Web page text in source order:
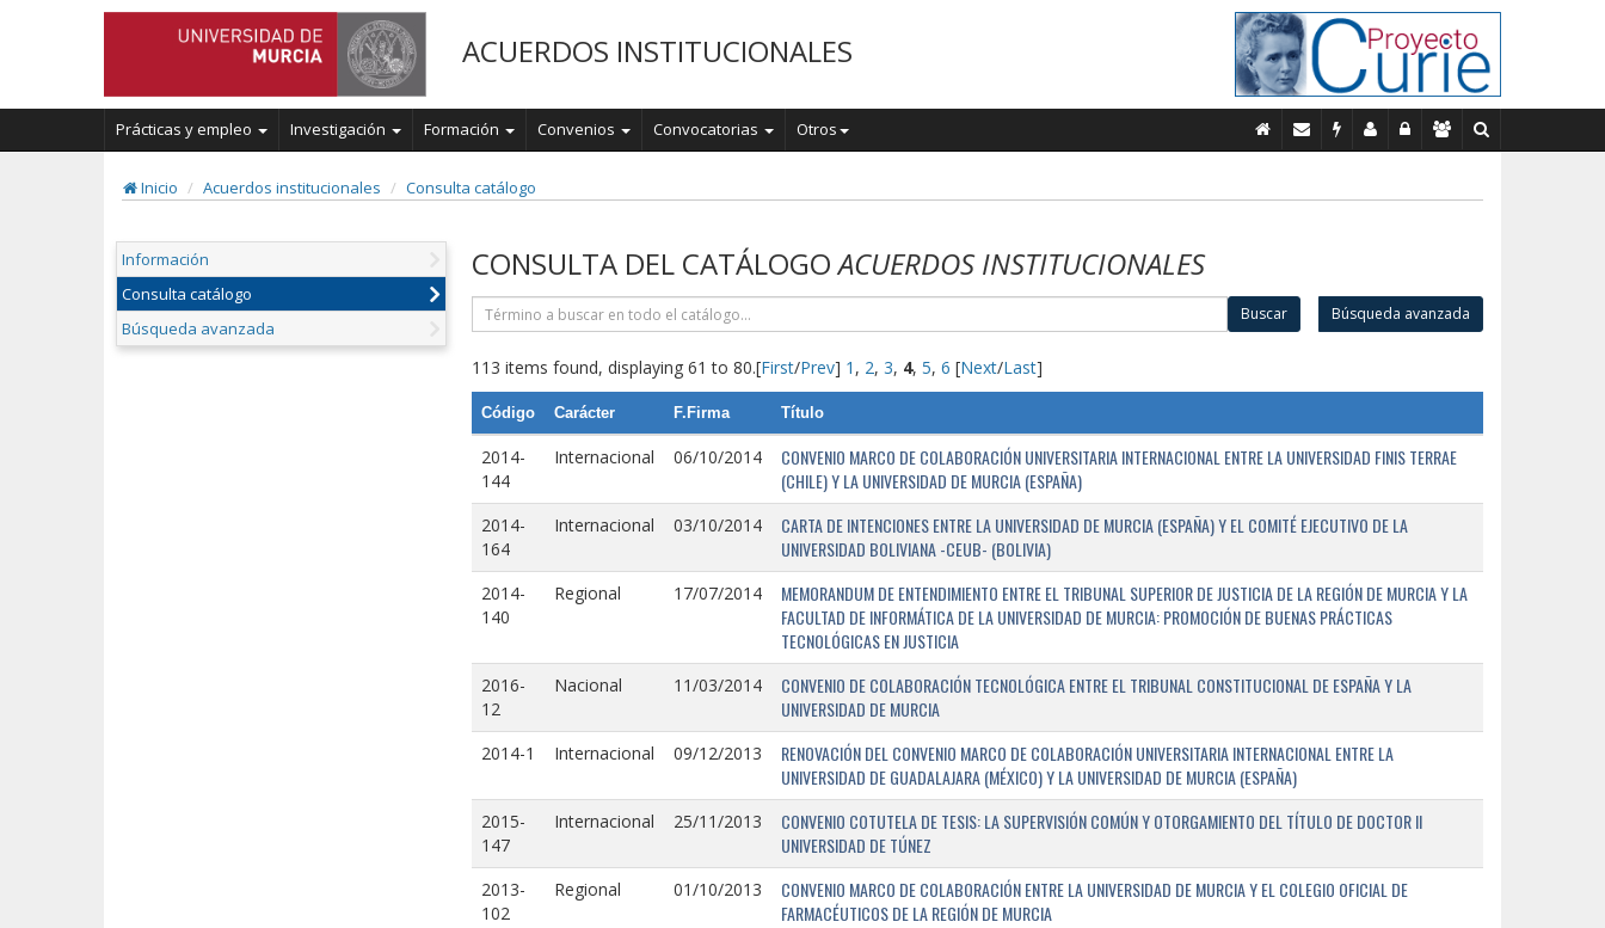
ACUERDOS INSTITUCIONALES
Prácticas y empleo Investigación Formación Convenios Convocatorias Otros
Inicio Acuerdos institucionales Consulta catálogo
Información
Consulta catálogo
Búsqueda avanzada
CONSULTA DEL CATÁLOGOACUERDOS INSTITUCIONALES
Buscar Búsqueda avanzada
113 items found, displaying 61 to 80.[First/Prev] 1 , 2, 3, 4, 5, 6 [Next/Last]
Código Carácter F.Firma Título
2014-
144
Internacional 06/10/2014
CONVENIO MARCO DE COLABORACIÓN UNIVERSITARIA INTERNACIONAL ENTRE LA UNIVERSIDAD FINIS TERRAE
(CHILE) Y LA UNIVERSIDAD DE MURCIA (ESPAÑA)
2014-
164
Internacional 03/10/2014
CARTA DE INTENCIONES ENTRE LA UNIVERSIDAD DE MURCIA (ESPAÑA) Y EL COMITÉ EJECUTIVO DE LA
UNIVERSIDAD BOLIVIANA -CEUB- (BOLIVIA)
2014-
140
Regional 17/07/2014
MEMORANDUM DE ENTENDIMIENTO ENTRE EL TRIBUNAL SUPERIOR DE JUSTICIA DE LA REGIÓN DE MURCIA Y LA
FACULTAD DE INFORMÁTICA DE LA UNIVERSIDAD DE MURCIA: PROMOCIÓN DE BUENAS PRÁCTICAS
TECNOLÓGICAS EN JUSTICIA
2016-
12
Nacional 11/03/2014
CONVENIO DE COLABORACIÓN TECNOLÓGICA ENTRE EL TRIBUNAL CONSTITUCIONAL DE ESPAÑA Y LA
UNIVERSIDAD DE MURCIA
2014-1 Internacional 09/12/2013
RENOVACIÓN DEL CONVENIO MARCO DE COLABORACIÓN UNIVERSITARIA INTERNACIONAL ENTRE LA
UNIVERSIDAD DE GUADALAJARA (MÉXICO) Y LA UNIVERSIDAD DE MURCIA (ESPAÑA)
2015-
147
Internacional 25/11/2013
CONVENIO COTUTELA DE TESIS: LA SUPERVISIÓN COMÚN Y OTORGAMIENTO DEL TÍTULO DE DOCTOR II
UNIVERSIDAD DE TÚNEZ
2013-
102
Regional 01/10/2013
CONVENIO MARCO DE COLABORACIÓN ENTRE LA UNIVERSIDAD DE MURCIA Y EL COLEGIO OFICIAL DE
FARMACÉUTICOS DE LA REGIÓN DE MURCIA